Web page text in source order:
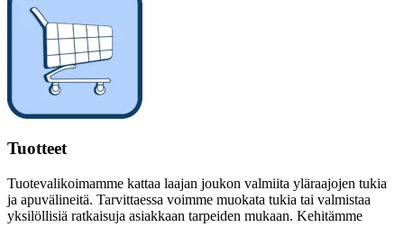
Tuotteet
Tuotevalikoimamme kattaa laajan joukon valmiita yläraajojen tukia
ja apuvälineitä. Tarvittaessa voimme muokata tukia tai valmistaa
yksilöllisiä ratkaisuja asiakkaan tarpeiden mukaan. Kehitämme